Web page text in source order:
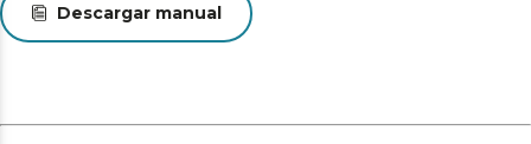
Descargar manual